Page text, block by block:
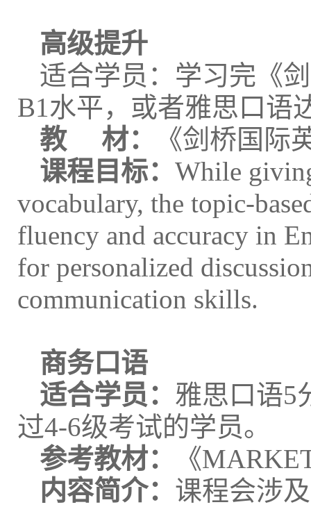
高级提升
适合学员：学习完《
B1水平，或者雅思口语
教 材：
《剑桥国际
课程目标： While
vocabulary, the topic-
fluency and accuracy in
for personalized
communication skills.
商务口语
适合学员： 雅思口语5
过4-6级考试的学员。
参考教材：
《
内容简介： 课程会涉